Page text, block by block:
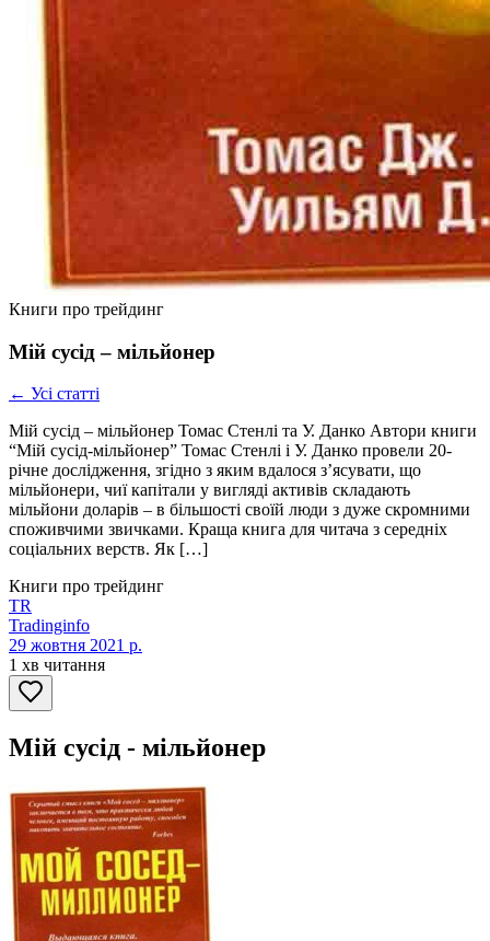
Книги про трейдинг
Мій сусід – мільйонер
← Усі статті
Мій сусід – мільйонер Томас Стенлі та У. Данко Автори книги
“Мій сусід-мільйонер” Томас Стенлі і У. Данко провели 20-
річне дослідження, згідно з яким вдалося з’ясувати, що
мільйонери, чиї капітали у вигляді активів складають
мільйони доларів – в більшості своїй люди з дуже скромними
споживчими звичками. Краща книга для читача з середніх
соціальних верств. Як […]
Книги про трейдинг
TR
Tradinginfo
29 жовтня 2021 р.
1 хв читання
Мій сусід - мільйонер